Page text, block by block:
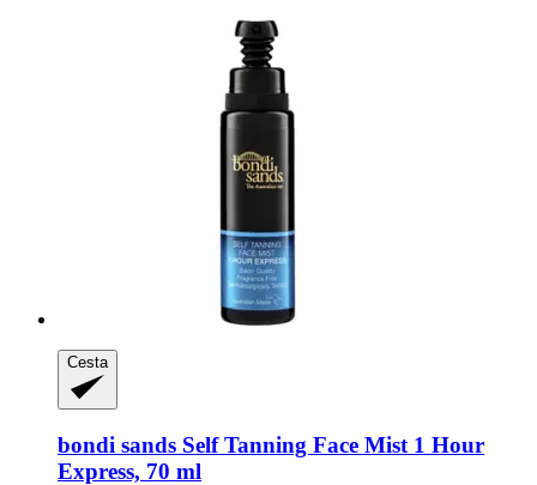
Cesta
bondi sands Self Tanning Face Mist 1 Hour
Express, 70 ml